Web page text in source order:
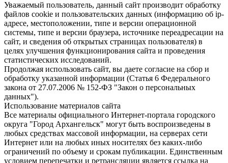
Уважаемый пользователь, данный сайт производит обработку
файлов cookie и пользовательских данных (информацию об ip-
адресе, местоположении, типе и версии операционной
системы, типе и версии браузера, источнике переадресации на
сайт, и сведения об открытых страницах пользователя) в
целях улучшения функционирования сайта и проведения
статистических исследований.
Продолжая использовать сайт, вы даете согласие на сбор и
обработку указанной информации (Статья 6 Федерального
закона от 27.07.2006 № 152-ФЗ "Закон о персональных
данных").
Использование материалов сайта
Все материалы официального Интернет-портала городского
округа "Город Архангельск" могут быть воспроизведены в
любых средствах массовой информации, на серверах сети
Интернет или на любых иных носителях без каких-либо
ограничений по объему и срокам публикации. Единственным
условием перепечатки и ретрансляции является ссылка на